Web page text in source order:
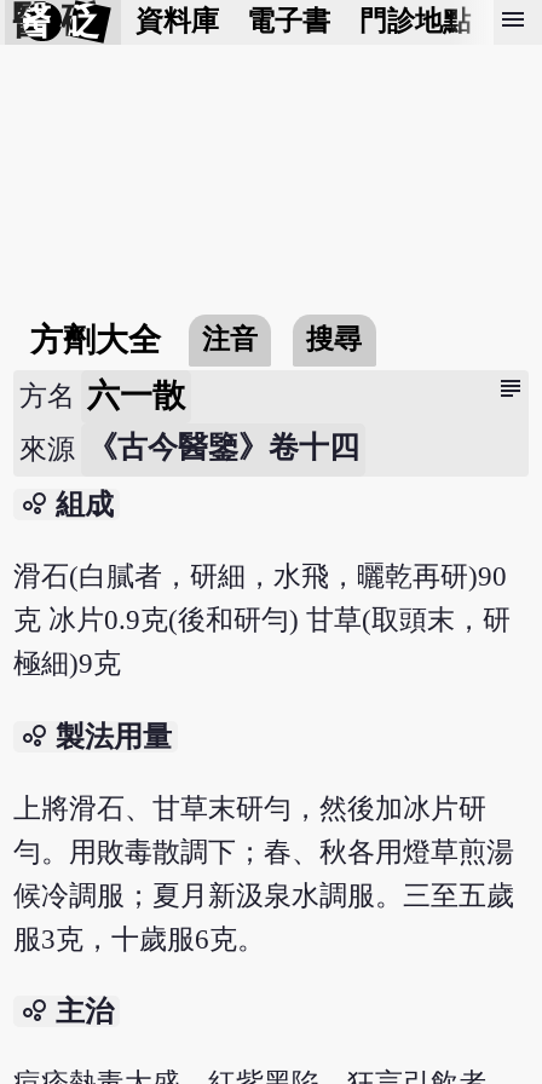
醫 砭 資料庫 電子書 門診地點 預
menu
方劑大全 注音 搜尋
subject
方名 六一散
來源 《古今醫鑒》卷十四
bubble_chart 組成
滑石(白膩者，研細，水飛，曬乾再研)90
克 冰片0.9克(後和研勻) 甘草(取頭末，研
極細)9克
bubble_chart 製法用量
上將滑石、甘草末研勻，然後加冰片研
勻。用敗毒散調下；春、秋各用燈草煎湯
候冷調服；夏月新汲泉水調服。三至五歲
服3克，十歲服6克。
bubble_chart 主治